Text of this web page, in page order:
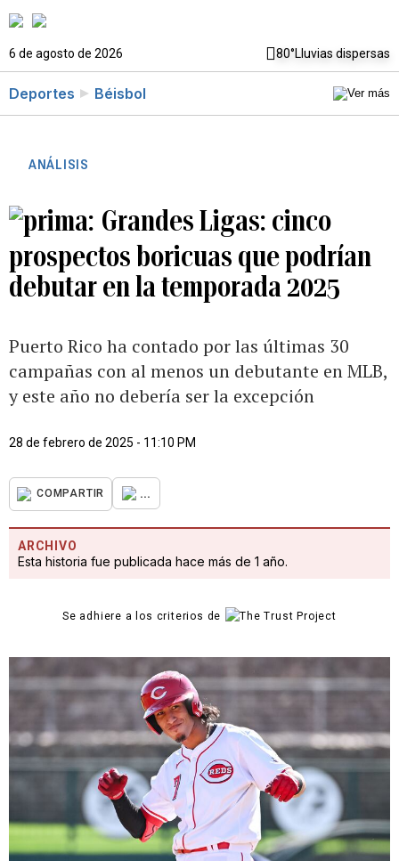
6 de agosto de 2026 80°Lluvias dispersas
Deportes Béisbol
ANÁLISIS
Grandes Ligas: cinco
prospectos boricuas que podrían
debutar en la temporada 2025
Puerto Rico ha contado por las últimas 30
campañas con al menos un debutante en MLB,
y este año no debería ser la excepción
28 de febrero de 2025 - 11:10 PM
COMPARTIR ...
ARCHIVO
Esta historia fue publicada hace más de 1 año.
Se adhiere a los criterios de